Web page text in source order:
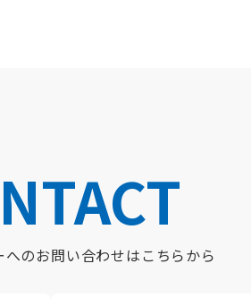
へのお問い合わせはこちらから